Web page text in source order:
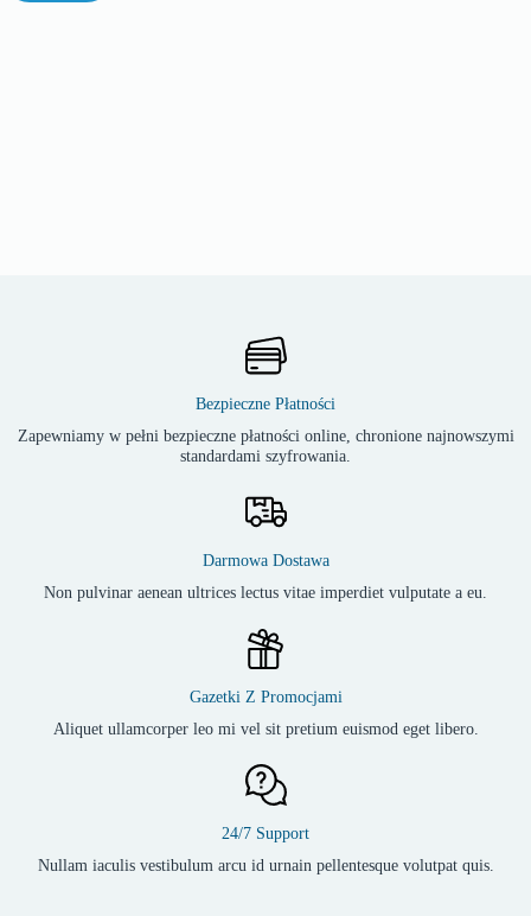
Bezpieczne Płatności
Zapewniamy w pełni bezpieczne płatności online, chronione najnowszymi
standardami szyfrowania.
Darmowa Dostawa
Non pulvinar aenean ultrices lectus vitae imperdiet vulputate a eu.
Gazetki Z Promocjami
Aliquet ullamcorper leo mi vel sit pretium euismod eget libero.
24/7 Support
Nullam iaculis vestibulum arcu id urnain pellentesque volutpat quis.